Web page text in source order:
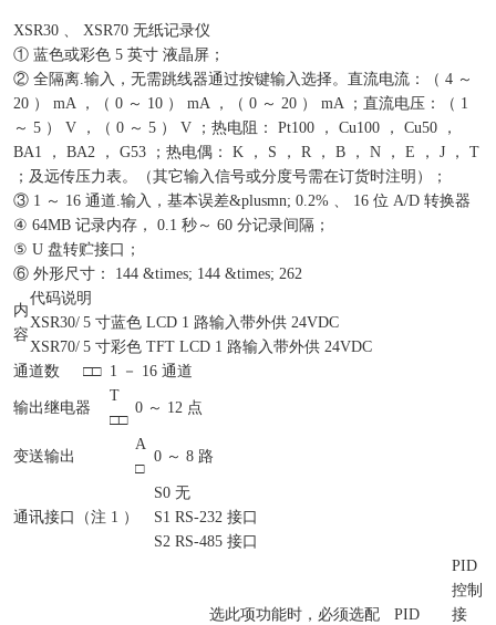
XSR30 、 XSR70 无纸记录仪
① 蓝色或彩色 5 英寸 液晶屏；
② 全隔离.输入，无需跳线器通过按键输入选择。直流电流：（ 4 ～
20 ） mA ，（ 0 ～ 10 ） mA ，（ 0 ～ 20 ） mA ；直流电压：（ 1
～ 5 ） V ，（ 0 ～ 5 ） V ；热电阻： Pt100 ， Cu100 ， Cu50 ，
BA1 ， BA2 ， G53 ；热电偶： K ， S ， R ， B ， N ， E ， J ， T
；及远传压力表。（其它输入信号或分度号需在订货时注明）；
③ 1 ～ 16 通道.输入，基本误差&plusmn; 0.2% 、 16 位 A/D 转换器
④ 64MB 记录内存， 0.1 秒～ 60 分记录间隔；
⑤ U 盘转贮接口；
⑥ 外形尺寸： 144 &times; 144 &times; 262
内
容
代码说明
XSR30/ 5 寸蓝色 LCD 1 路输入带外供 24VDC
XSR70/ 5 寸彩色 TFT LCD 1 路输入带外供 24VDC
通道数
□□ 1 － 16 通道
输出继电器
T
□□
0 ～ 12 点
变送输出
A
□
0 ～ 8 路
通讯接口（注 1 ）
S0 无
S1 RS-232 接口
S2 RS-485 接口
选此项功能时，必须选配
PID
PID
控制
接